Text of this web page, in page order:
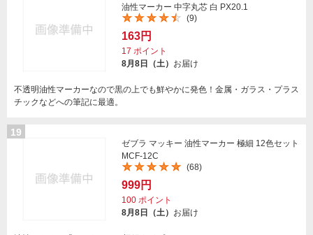
油性マーカー 中字丸芯 白 PX20.1
(9)
163円
17 ポイント
8月8日（土） お届け
不透明油性マーカーなので黒の上でも鮮やかに発色！金属・ガラス・プラス
チックなどへの筆記に最適。
19
ゼブラ マッキー 油性マーカー 極細 12色セット
MCF-12C
(68)
999円
100 ポイント
8月8日（土） お届け